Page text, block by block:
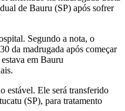
de Bauru (SP) após sofrer
Segundo a nota, o
da madrugada após começar
em Bauru
estável. Ele será transferido
(SP), para tratamento